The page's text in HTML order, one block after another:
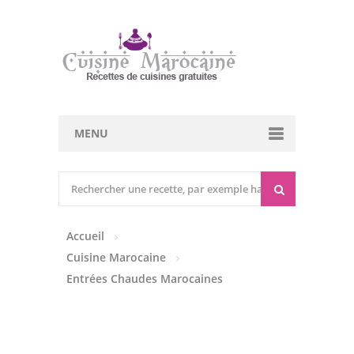
MENU
Entrées Froides
Tajines
Accueil
Cuisine Marocaine
Entrées Chaudes Marocaines